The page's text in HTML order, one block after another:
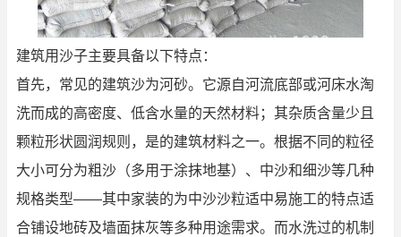
建筑用沙子主要具备以下特点：
首先，常见的建筑沙为河砂。它源自河流底部或河床水淘
洗而成的高密度、低含水量的天然材料；其杂质含量少且
颗粒形状圆润规则，是的建筑材料之一。根据不同的粒径
大小可分为粗沙（多用于涂抹地基）、中沙和细沙等几种
规格类型——其中家装的为中沙沙粒适中易施工的特点适
合铺设地砖及墙面抹灰等多种用途需求。而水洗过的机制